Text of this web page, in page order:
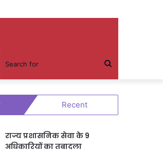
Search
for
Recent
राज्य प्रशासनिक सेवा के 9
अधिकारियों का तबादला